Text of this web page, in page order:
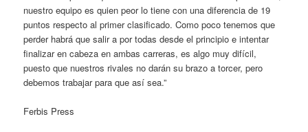
nuestro equipo es quien peor lo tiene con una diferencia de 19
puntos respecto al primer clasificado. Como poco tenemos que
perder habrá que salir a por todas desde el principio e intentar
finalizar en cabeza en ambas carreras, es algo muy difícil,
puesto que nuestros rivales no darán su brazo a torcer, pero
debemos trabajar para que así sea.”
Ferbis Press